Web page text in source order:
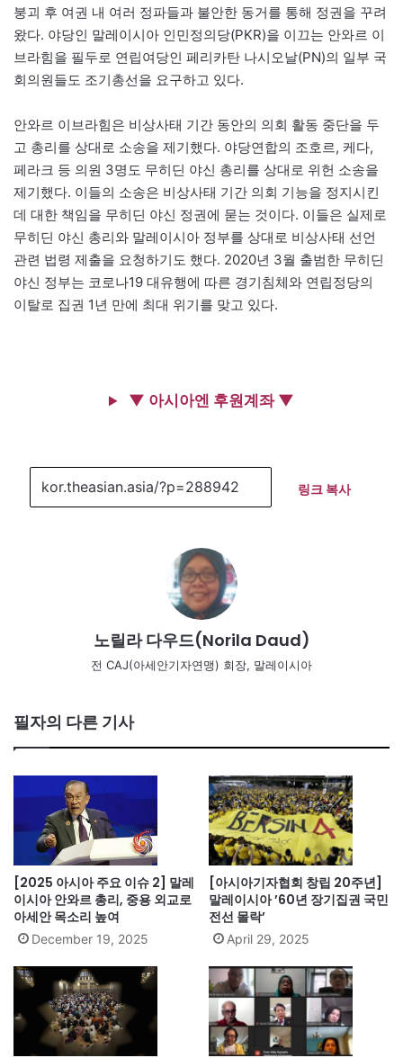
붕괴 후 여권 내 여러 정파들과 불안한 동거를 통해 정권을 꾸려
왔다. 야당인 말레이시아 인민정의당(PKR)을 이끄는 안와르 이
브라힘을 필두로 연립여당인 페리카탄 나시오날(PN)의 일부 국
회의원들도 조기총선을 요구하고 있다.
안와르 이브라힘은 비상사태 기간 동안의 의회 활동 중단을 두
고 총리를 상대로 소송을 제기했다. 야당연합의 조호르, 케다,
페라크 등 의원 3명도 무히딘 야신 총리를 상대로 위헌 소송을
제기했다. 이들의 소송은 비상사태 기간 의회 기능을 정지시킨
데 대한 책임을 무히딘 야신 정권에 묻는 것이다. 이들은 실제로
무히딘 야신 총리와 말레이시아 정부를 상대로 비상사태 선언
관련 법령 제출을 요청하기도 했다. 2020년 3월 출범한 무히딘
야신 정부는 코로나19 대유행에 따른 경기침체와 연립정당의
이탈로 집권 1년 만에 최대 위기를 맞고 있다.
▼ 아시아엔 후원계좌 ▼
링크 복사
노릴라 다우드(Norila Daud)
전 CAJ(아세안기자연맹) 회장, 말레이시아
필자의 다른 기사
[2025 아시아 주요 이슈 2] 말레
이시아 안와르 총리, 중용 외교로
아세안 목소리 높여
December 19, 2025
[아시아기자협회 창립 20주년]
말레이시아 ’60년 장기집권 국민
전선 몰락’
April 29, 2025